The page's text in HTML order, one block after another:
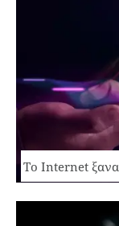
Το Internet